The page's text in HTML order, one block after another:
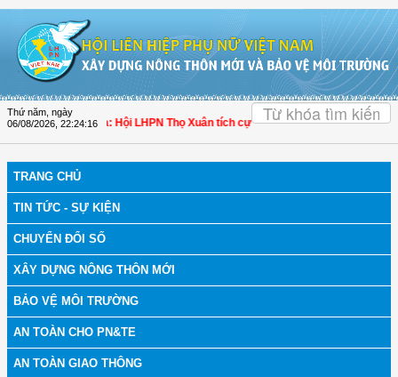
Thứ năm, ngày
06/08/2026 22:24:17
| Thanh Hóa: Hội LHPN Thọ Xuân tích cực góp phần nâng cao tỷ lệ người
TRANG CHỦ
TIN TỨC - SỰ KIỆN
CHUYỂN ĐỔI SỐ
XÂY DỰNG NÔNG THÔN MỚI
BẢO VỆ MÔI TRƯỜNG
AN TOÀN CHO PN&TE
AN TOÀN GIAO THÔNG
OK